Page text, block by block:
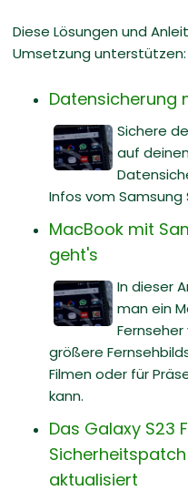
Diese Lösungen und
Umsetzung unterstützen:
Datensicherung
Sichere
auf
Infos vom Samsung
MacBook mit
geht's
In dieser
man ein
größere
Filmen oder für
kann.
Das Galaxy S23
aktualisiert